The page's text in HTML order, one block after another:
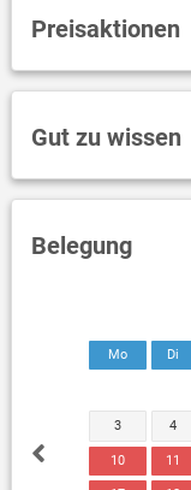
Preisaktionen
Gut zu wissen
Belegung
Mo Di
3 4
10 11